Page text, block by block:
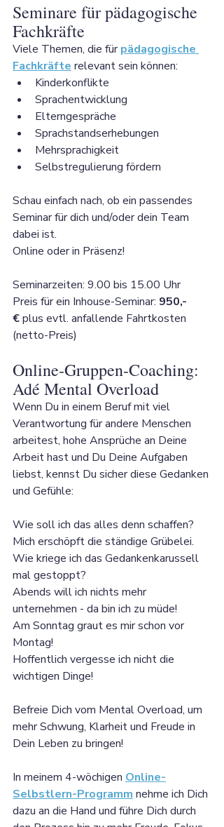
Seminare für pädagogische
Fachkräfte
Viele Themen, die für pädagogische
Fachkräfte relevant sein können:
Kinderkonflikte
Sprachentwicklung
Elterngespräche
Sprachstandserhebungen
Mehrsprachigkeit
Selbstregulierung fördern
Schau einfach nach, ob ein passendes
Seminar für dich und/oder dein Team
dabei ist.
Online oder in Präsenz!
Seminarzeiten: 9.00 bis 15.00 Uhr
Preis für ein Inhouse-Seminar: 950,-
€ plus evtl. anfallende Fahrtkosten
(netto-Preis)
Online-Gruppen-Coaching:
Adé Mental Overload
Wenn Du in einem Beruf mit viel
Verantwortung für andere Menschen
arbeitest, hohe Ansprüche an Deine
Arbeit hast und Du Deine Aufgaben
liebst, kennst Du sicher diese Gedanken
und Gefühle:
Wie soll ich das alles denn schaffen?
Mich erschöpft die ständige Grübelei.
Wie kriege ich das Gedankenkarussell
mal gestoppt?
Abends will ich nichts mehr
unternehmen - da bin ich zu müde!
Am Sonntag graut es mir schon vor
Montag!
Hoffentlich vergesse ich nicht die
wichtigen Dinge!
Befreie Dich vom Mental Overload, um
mehr Schwung, Klarheit und Freude in
Dein Leben zu bringen!
In meinem 4-wöchigen Online-
Selbstlern-Programm nehme ich Dich
dazu an die Hand und führe Dich durch